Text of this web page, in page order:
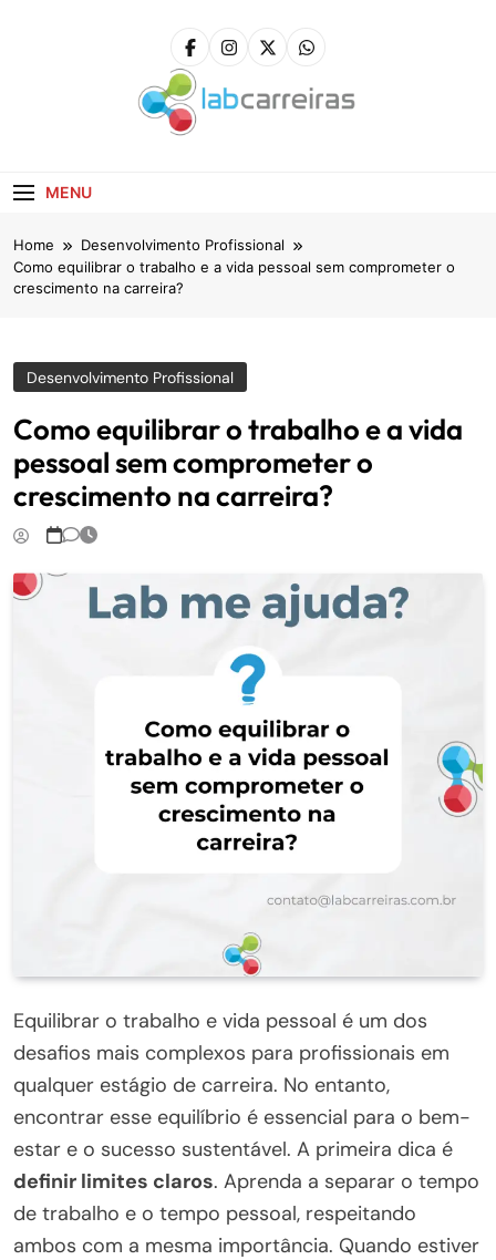
MENU
Home
Desenvolvimento Profissional
Como equilibrar o trabalho e a vida pessoal sem comprometer o
crescimento na carreira?
Desenvolvimento Profissional
Como equilibrar o trabalho e a vida
pessoal sem comprometer o
crescimento na carreira?
Equilibrar o trabalho e vida pessoal é um dos
desafios mais complexos para profissionais em
qualquer estágio de carreira. No entanto,
encontrar esse equilíbrio é essencial para o bem-
estar e o sucesso sustentável. A primeira dica é
definir limites claros. Aprenda a separar o tempo
de trabalho e o tempo pessoal, respeitando
ambos com a mesma importância. Quando estiver